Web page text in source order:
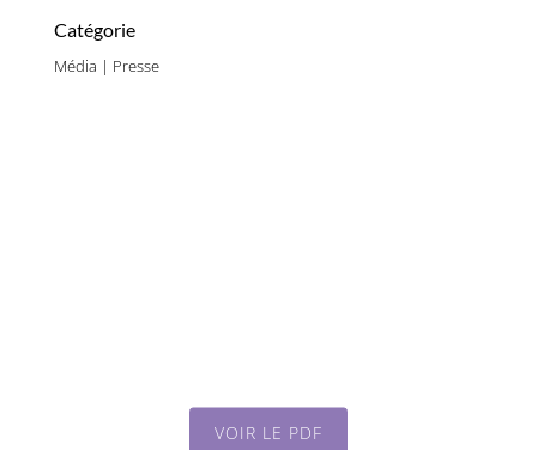
Catégorie
Média | Presse
VOIR LE PDF